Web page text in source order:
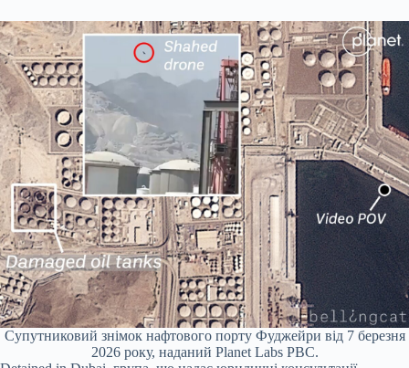
Супутниковий знімок нафтового порту Фуджейри від 7 березня
2026 року, наданий Planet Labs PBC.